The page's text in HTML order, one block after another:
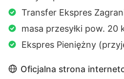
Transfer Ekspres
masa przesyłki pow. 20
Ekspres Pieniężny
Oficjalna strona